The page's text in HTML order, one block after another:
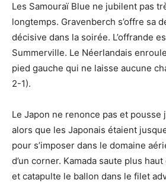
Les Samouraï Blue ne jubilent pas
longtemps. Gravenberch s’offre sa
décisive dans la soirée. L’offrande
Summerville. Le Néerlandais
pied gauche qui ne laisse aucune
2-1).
Le Japon ne renonce pas et pousse
alors que les Japonais étaient
pour s’imposer dans le domaine
d’un corner. Kamada saute plus
et catapulte le ballon dans le filet